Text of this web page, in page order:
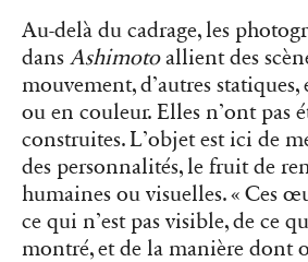
Au-delà du cadrage, les
dans Ashimotoallient des
mouvement, d’autres
ou en couleur. Elles n’ont pas
construites. L’objet est ici de
des personnalités, le fruit de
humaines ou visuelles. « Ces
ce qui n’est pas visible, de ce
montré, et de la manière dont